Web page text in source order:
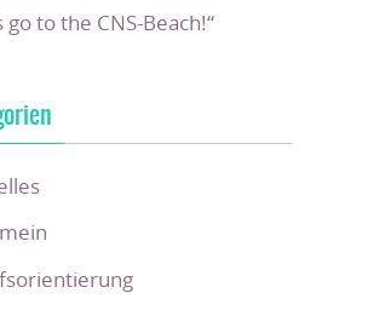
go to the CNS-Beach!“